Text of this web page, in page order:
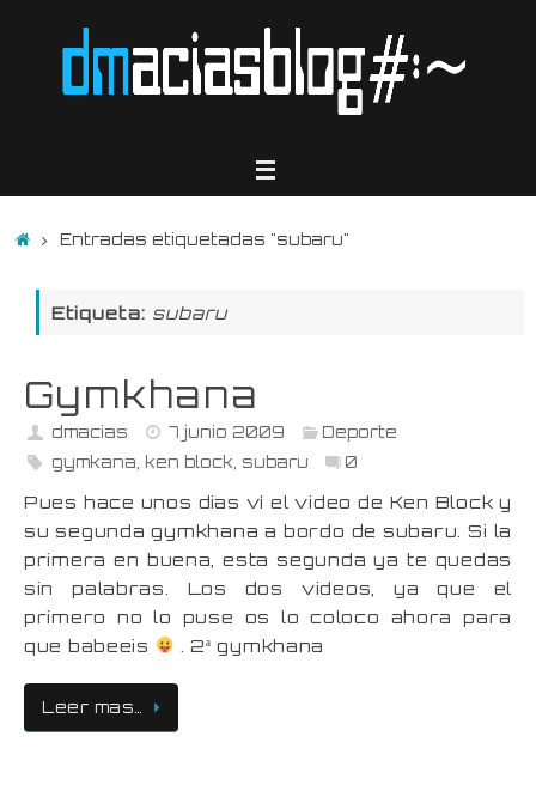
InicioEntradas etiquetadas "subaru"
Etiqueta: subaru
Gymkhana
dmacias 7 junio 2009
Deporte
gymkana
ken block subaru 0
Pues hace unos dias ví el video de Ken Block y
su segunda gymkhana a bordo de subaru. Si la
primera en buena, esta segunda ya te quedas
sin palabras. Los dos videos, ya que el
primero no lo puse os lo coloco ahora para
que babeeis
. 2ª gymkhana
Leer mas…